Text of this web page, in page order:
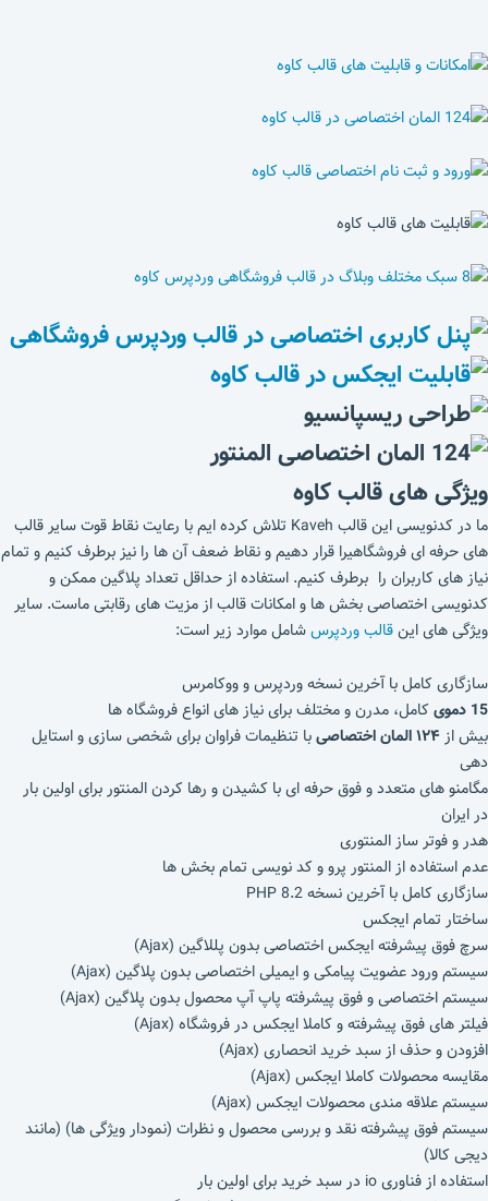
ویژگی های قالب کاوه
ما در کدنویسی این قالب Kaveh تلاش کرده ایم با رعایت نقاط قوت سایر قالب
های حرفه ای فروشگاهیرا قرار دهیم و نقاط ضعف آن ها را نیز برطرف کنیم و تمام
نیاز های کاربران را برطرف کنیم. استفاده از حداقل تعداد پلاگین ممکن و
کدنویسی اختصاصی بخش ها و امکانات قالب از مزیت های رقابتی ماست. سایر
ویژگی های اینقالب وردپرسشامل موارد زیر است:
سازگاری کامل با آخرین نسخه وردپرس و ووکامرس
15 دموی
کامل، مدرن و مختلف برای نیاز های انواع فروشگاه ها
بیش از ۱۲۴ المان اختصاصی
با تنظیمات فراوان برای شخصی سازی و استایل
دهی
مگامنو های متعدد و فوق حرفه ای با کشیدن و رها کردن المنتور برای اولین بار
در ایران
هدر و فوتر ساز المنتوری
عدم استفاده از المنتور پرو و کد نویسی تمام بخش ها
سازگاری کامل با آخرین نسخه PHP 8.2
ساختار تمام ایجکس
سرچ فوق پیشرفته ایجکس اختصاصی بدون پللاگین (Ajax)
سیستم ورود عضویت پیامکی و ایمیلی اختصاصی بدون پلاگین (Ajax)
سیستم اختصاصی و فوق پیشرفته پاپ آپ محصول بدون پلاگین (Ajax)
فیلتر های فوق پیشرفته و کاملا ایجکس در فروشگاه (Ajax)
افزودن و حذف از سبد خرید انحصاری (Ajax)
مقایسه محصولات کاملا ایجکس (Ajax)
سیستم علاقه مندی محصولات ایجکس (Ajax)
سیستم فوق پیشرفته نقد و بررسی محصول و نظرات (نمودار ویژگی ها) (مانند
دیجی کالا)
استفاده از فناوری io در سبد خرید برای اولین بار